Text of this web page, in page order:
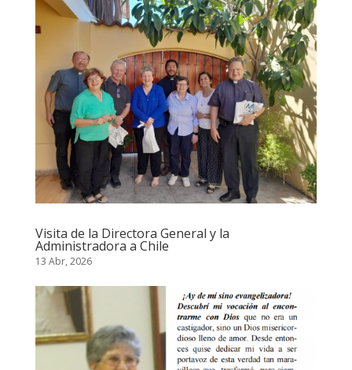
Visita de la Directora General y la
Administradora a Chile
13 Abr, 2026